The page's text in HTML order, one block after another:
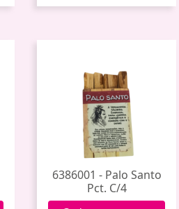
6386001 - Palo Santo
Pct. C/4